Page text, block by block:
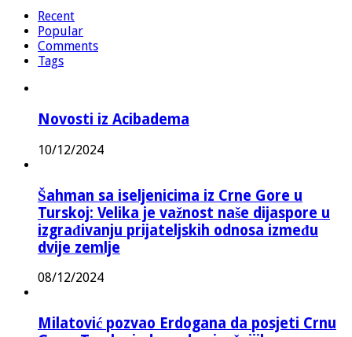
Recent
Popular
Comments
Tags
Novosti iz Acibadema
10/12/2024
Šahman sa iseljenicima iz Crne Gore u
Turskoj: Velika je važnost naše dijaspore u
izgrađivanju prijateljskih odnosa između
dvije zemlje
08/12/2024
Milatović pozvao Erdogana da posjeti Crnu